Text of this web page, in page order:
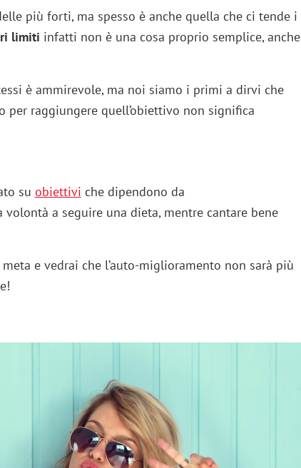
più forti, ma spesso è anche quella che ci tende i
limiti infatti non è una cosa proprio semplice, anche
è ammirevole, ma noi siamo i primi a dirvi che
per raggiungere quell’obiettivo non significa
su obiettivi che dipendono da
a seguire una dieta, mentre cantare bene
e vedrai che l’auto-miglioramento non sarà più